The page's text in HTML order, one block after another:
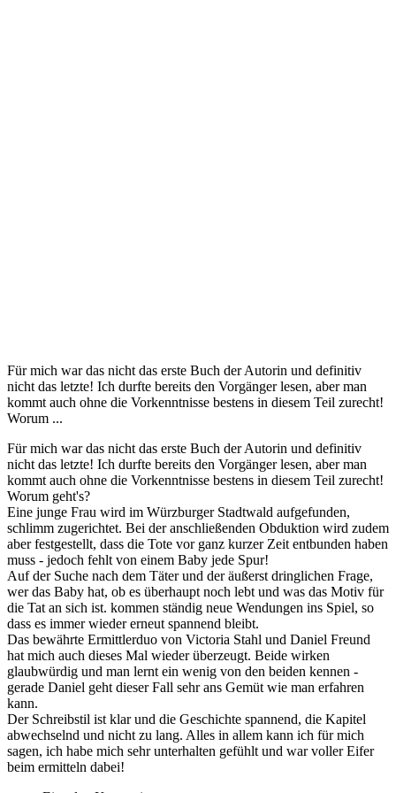
Für mich war das nicht das erste Buch der Autorin und definitiv
nicht das letzte! Ich durfte bereits den Vorgänger lesen, aber man
kommt auch ohne die Vorkenntnisse bestens in diesem Teil zurecht!
Worum ...
Für mich war das nicht das erste Buch der Autorin und definitiv
nicht das letzte! Ich durfte bereits den Vorgänger lesen, aber man
kommt auch ohne die Vorkenntnisse bestens in diesem Teil zurecht!
Worum geht's?
Eine junge Frau wird im Würzburger Stadtwald aufgefunden,
schlimm zugerichtet. Bei der anschließenden Obduktion wird zudem
aber festgestellt, dass die Tote vor ganz kurzer Zeit entbunden haben
muss - jedoch fehlt von einem Baby jede Spur!
Auf der Suche nach dem Täter und der äußerst dringlichen Frage,
wer das Baby hat, ob es überhaupt noch lebt und was das Motiv für
die Tat an sich ist. kommen ständig neue Wendungen ins Spiel, so
dass es immer wieder erneut spannend bleibt.
Das bewährte Ermittlerduo von Victoria Stahl und Daniel Freund
hat mich auch dieses Mal wieder überzeugt. Beide wirken
glaubwürdig und man lernt ein wenig von den beiden kennen -
gerade Daniel geht dieser Fall sehr ans Gemüt wie man erfahren
kann.
Der Schreibstil ist klar und die Geschichte spannend, die Kapitel
abwechselnd und nicht zu lang. Alles in allem kann ich für mich
sagen, ich habe mich sehr unterhalten gefühlt und war voller Eifer
beim ermitteln dabei!